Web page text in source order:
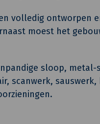
volledig ontworpen
moest het
sloop,
scanwerk,